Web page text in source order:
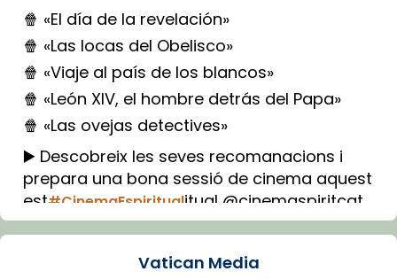
🍿 «El día de la revelación»
🍿 «Las locas del Obelisco»
🍿 «Viaje al país de los blancos»
🍿 «León XIV, el hombre detrás del Papa»
🍿 «Las ovejas detectives»
▶️ Descobreix les seves recomanacions i
prepara una bona sessió de cinema aquest
est#CinemaEspiritualitual @cinemaspiritcat
Imatge: Generada amb IA (OpenAI)
Vatican Media